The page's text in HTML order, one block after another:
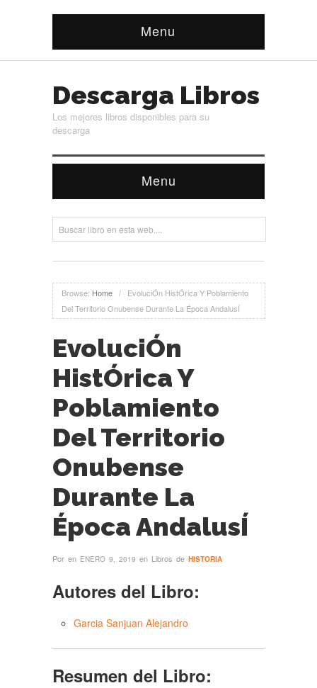
Menu
Descarga Libros
Los mejores libros disponibles para su
descarga
Menu
Browse: Home /
EvoluciÓn HistÓrica Y Poblamiento
Del Territorio Onubense Durante La Época AndalusÍ
EvoluciÓn
HistÓrica Y
Poblamiento
Del Territorio
Onubense
Durante La
Época AndalusÍ
Por en ENERO 9, 2019 en Libros de HISTORIA
Autores del Libro:
Garcia Sanjuan Alejandro
Resumen del Libro: